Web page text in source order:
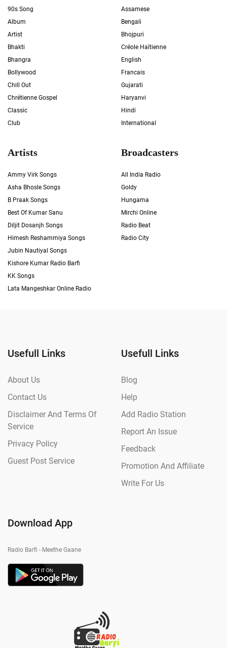
90s Song
Album
Artist
Bhakti
Bhangra
Bollywood
Chill Out
Chrétienne Gospel
Classic
Club
Assamese
Bengali
Bhojpuri
Créole Haïtienne
English
Francais
Gujarati
Haryanvi
Hindi
International
Artists
Ammy Virk Songs
Asha Bhosle Songs
B Praak Songs
Best Of Kumar Sanu
Diljit Dosanjh Songs
Himesh Reshammiya Songs
Jubin Nautiyal Songs
Kishore Kumar Radio Barfi
KK Songs
Lata Mangeshkar Online Radio
Broadcasters
All India Radio
Goldy
Hungama
Mirchi Online
Radio Beat
Radio City
Usefull Links
About Us
Contact Us
Disclaimer And Terms Of
Service
Privacy Policy
Guest Post Service
Usefull Links
Blog
Help
Add Radio Station
Report An Issue
Feedback
Promotion And Affiliate
Write For Us
Download App
Radio Barfi - Meethe Gaane